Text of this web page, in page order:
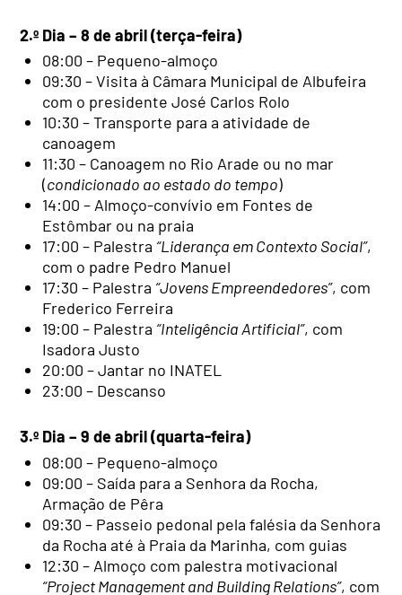
2.º Dia – 8 de abril (terça-feira)
08:00 – Pequeno-almoço
09:30 – Visita à Câmara Municipal de Albufeira
com o presidente José Carlos Rolo
10:30 – Transporte para a atividade de
canoagem
11:30 – Canoagem no Rio Arade ou no mar
(condicionado ao estado do tempo)
14:00 – Almoço-convívio em Fontes de
Estômbar ou na praia
17:00 – Palestra “Liderança em Contexto Social”,
com o padre Pedro Manuel
17:30 – Palestra “Jovens Empreendedores”, com
Frederico Ferreira
19:00 – Palestra “Inteligência Artificial”, com
Isadora Justo
20:00 – Jantar no INATEL
23:00 – Descanso
3.º Dia – 9 de abril (quarta-feira)
08:00 – Pequeno-almoço
09:00 – Saída para a Senhora da Rocha,
Armação de Pêra
09:30 – Passeio pedonal pela falésia da Senhora
da Rocha até à Praia da Marinha, com guias
12:30 – Almoço com palestra motivacional
“Project Management and Building Relations”, com